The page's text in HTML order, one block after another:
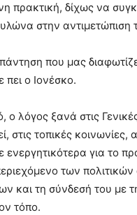
πρακτική, δίχως να
στην
που μας
πει ο Ιονέσκο.
ο λόγος ξανά στις
στις τοπικές κοινωνίες,
για το
των πολιτικών
και τη σύνδεσή του με
τόπο.